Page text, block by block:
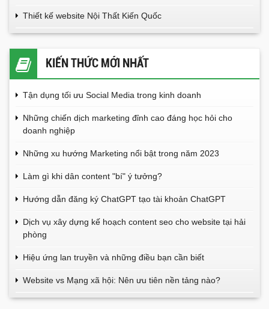
Thiết kế website Nội Thất Kiến Quốc
KIẾN THỨC MỚI NHẤT
Tận dụng tối ưu Social Media trong kinh doanh
Những chiến dịch marketing đỉnh cao đáng học hỏi cho
doanh nghiệp
Những xu hướng Marketing nổi bật trong năm 2023
Làm gì khi dân content "bí" ý tưởng?
Hướng dẫn đăng ký ChatGPT tạo tài khoản ChatGPT
Dịch vụ xây dựng kế hoạch content seo cho website tại hải
phòng
Hiệu ứng lan truyền và những điều bạn cần biết
Website vs Mạng xã hội: Nên ưu tiên nền tảng nào?